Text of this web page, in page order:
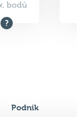
bodů
Podnik